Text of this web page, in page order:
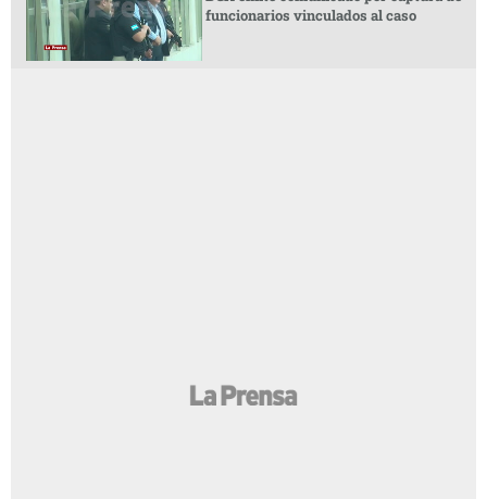
funcionarios vinculados al caso